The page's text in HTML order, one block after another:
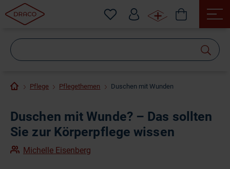
Pflege Pflegethemen Duschen mit Wunden
Duschen mit Wunde? – Das sollten
Sie zur Körperpflege wissen
Michelle Eisenberg
suchen